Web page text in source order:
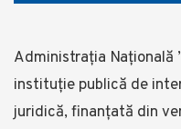
Administrația Națională
instituție publică de
juridică, finanţată din